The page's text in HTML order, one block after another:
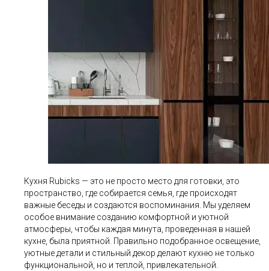
Кухня Rubicks — это не просто место для готовки, это
пространство, где собирается семья, где происходят
важные беседы и создаются воспоминания. Мы уделяем
особое внимание созданию комфортной и уютной
атмосферы, чтобы каждая минута, проведенная в нашей
кухне, была приятной. Правильно подобранное освещение,
уютные детали и стильный декор делают кухню не только
функциональной, но и теплой, привлекательной.